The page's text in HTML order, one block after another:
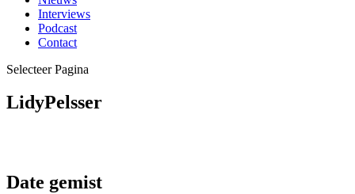
Interviews
Podcast
Contact
Selecteer Pagina
LidyPelsser
Date gemist